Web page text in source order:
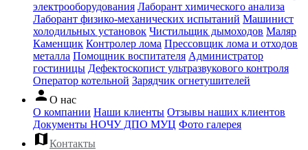
электрооборудования Лаборант химического анализа
Лаборант физико-механических испытаний Машинист
холодильных установок Чистильщик дымоходов Маляр
Каменщик Контролер лома Прессовщик лома и отходов
металла Помощник воспитателя Администратор
гостиницы Дефектоскопист ультразвукового контроля
Оператор котельной Зарядчик огнетушителей
person О нас
О компании Наши клиенты Отзывы наших клиентов
Документы НОЧУ ДПО МУЦ Фото галерея
mapКонтакты